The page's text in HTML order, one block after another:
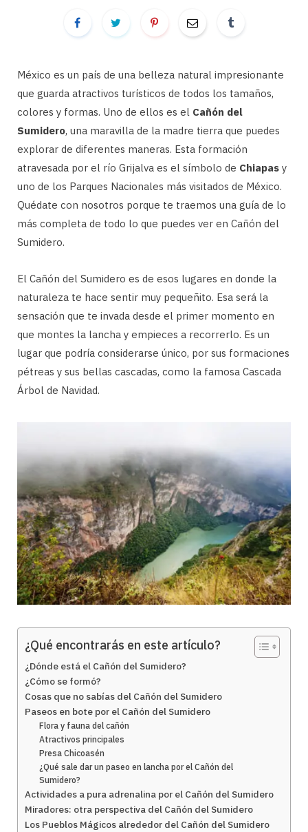
México es un país de una belleza natural impresionante
que guarda atractivos turísticos de todos los tamaños,
colores y formas. Uno de ellos es el Cañón del
Sumidero, una maravilla de la madre tierra que puedes
explorar de diferentes maneras. Esta formación
atravesada por el río Grijalva es el símbolo de Chiapas y
uno de los Parques Nacionales más visitados de México.
Quédate con nosotros porque te traemos una guía de lo
más completa de todo lo que puedes ver en Cañón del
Sumidero.
El Cañón del Sumidero es de esos lugares en donde la
naturaleza te hace sentir muy pequeñito. Esa será la
sensación que te invada desde el primer momento en
que montes la lancha y empieces a recorrerlo. Es un
lugar que podría considerarse único, por sus formaciones
pétreas y sus bellas cascadas, como la famosa Cascada
Árbol de Navidad.
¿Qué encontrarás en este artículo?
¿Dónde está el Cañón del Sumidero?
¿Cómo se formó?
Cosas que no sabías del Cañón del Sumidero
Paseos en bote por el Cañón del Sumidero
Flora y fauna del cañón
Atractivos principales
Presa Chicoasén
¿Qué sale dar un paseo en lancha por el Cañón del
Sumidero?
Actividades a pura adrenalina por el Cañón del Sumidero
Miradores: otra perspectiva del Cañón del Sumidero
Los Pueblos Mágicos alrededor del Cañón del Sumidero